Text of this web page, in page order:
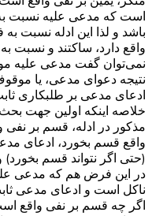
است که مدعی علیه نسبت
باشد و لذا این ادله نسبت
واقع دارد، ساکتند و نسبت
نمی‌توان گفت مدعی علیه
نتیجه دعوای مدعی، یا
ادعای مدعی بر طلبکاری
خلاصه اینکه اولین جهت
مذکور در ادله، قسم بر
واقع قسم بخورد، ادعای
(حتی اگر نتواند قسم
در این فرض هم که مدعی
ناکل است و ادعای مدعی
اگر چه قسم بر نفی واقع